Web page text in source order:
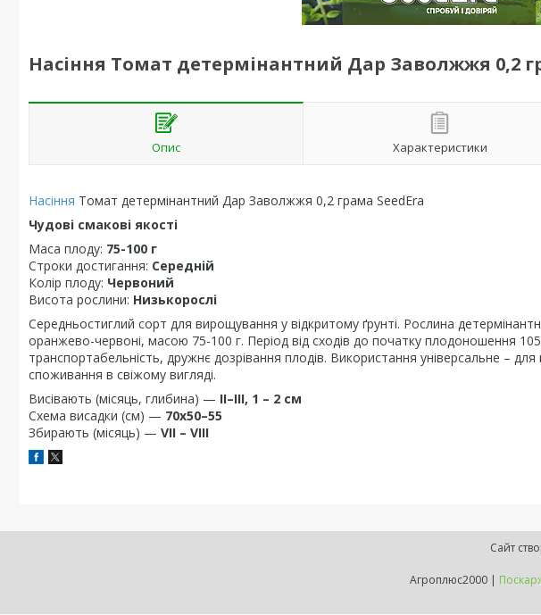
Насіння Томат детермінантний Дар Заволжжя 0,2
Опис Характеристики
Насіння Томат детермінантний Дар Заволжжя 0,2 грама SeedEra
Чудові смакові якості
Маса плоду: 75-100 г
Строки достигання: Середній
Колір плоду: Червоний
Висота рослини: Низькорослі
Середньостиглий сорт для вирощування у відкритому ґрунті. Рослина
оранжево-червоні, масою 75-100 г. Період від сходів до початку плодоношення
транспортабельність, дружнє дозрівання плодів. Використання універсальне –
споживання в свіжому вигляді.
Висівають (місяць, глибина) — II–III, 1 – 2 см
Схема висадки (см) — 70х50–55
Збирають (місяць) — VII – VIII
Сайт
Агроплюс2000 |